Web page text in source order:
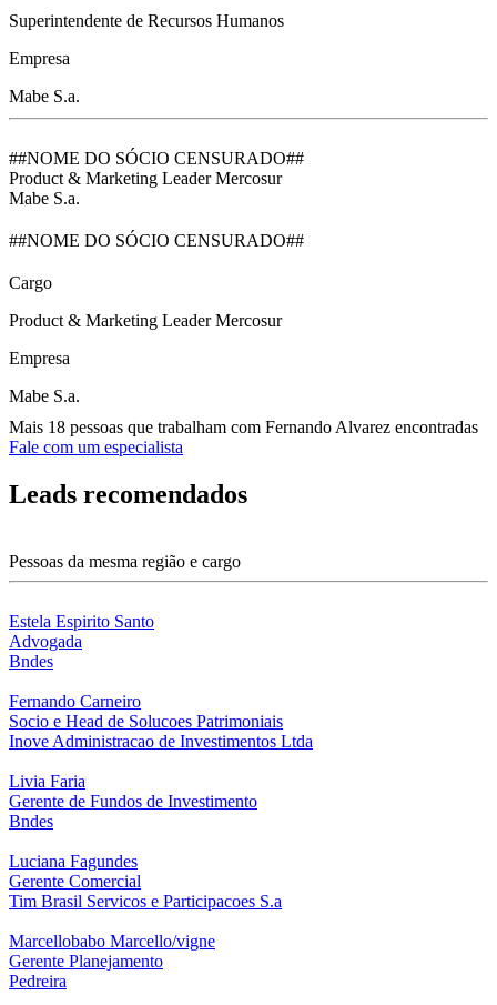
Superintendente de Recursos Humanos
Empresa
Mabe S.a.
##NOME DO SÓCIO CENSURADO##
Product & Marketing Leader Mercosur
Mabe S.a.
##NOME DO SÓCIO CENSURADO##
Cargo
Product & Marketing Leader Mercosur
Empresa
Mabe S.a.
Mais 18 pessoas que trabalham com Fernando Alvarez encontradas
Fale com um especialista
Leads recomendados
Pessoas da mesma região e cargo
Estela Espirito Santo
Advogada
Bndes
Fernando Carneiro
Socio e Head de Solucoes Patrimoniais
Inove Administracao de Investimentos Ltda
Livia Faria
Gerente de Fundos de Investimento
Bndes
Luciana Fagundes
Gerente Comercial
Tim Brasil Servicos e Participacoes S.a
Marcellobabo Marcello/vigne
Gerente Planejamento
Pedreira